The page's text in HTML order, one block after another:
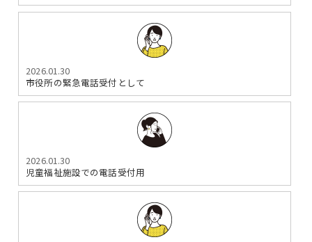
2026.01.30
市役所の緊急電話受付として
2026.01.30
児童福祉施設での電話受付用